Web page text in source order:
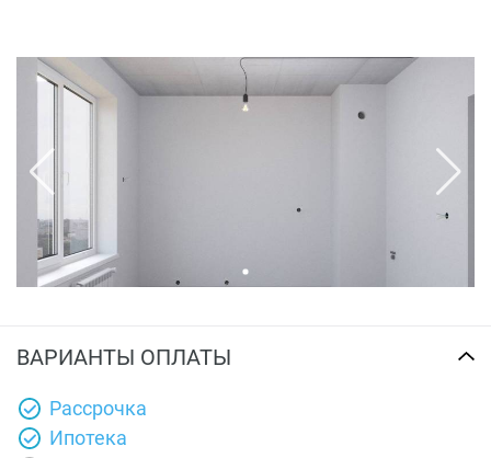
ВАРИАНТЫ ОПЛАТЫ
Рассрочка
Ипотека